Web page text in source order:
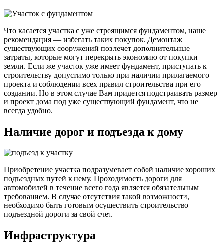
Что касается участка с уже строящимся фундаментом, наше
рекомендация — избегать таких покупок. Демонтаж
существующих сооружений повлечет дополнительные
затраты, которые могут перекрыть экономию от покупки
земли. Если же участок уже имеет фундамент, приступать к
строительству допустимо только при наличии прилагаемого
проекта и соблюдении всех правил строительства при его
создании. Но в этом случае Вам придется подстраивать размер
и проект дома под уже существующий фундамент, что не
всегда удобно.
Наличие дорог и подъезда к дому
Приобретение участка подразумевает собой наличие хороших
подъездных путей к нему. Проходимость дороги для
автомобилей в течение всего года является обязательным
требованием. В случае отсутствия такой возможности,
необходимо быть готовым осуществить строительство
подъездной дороги за свой счет.
Инфраструктура